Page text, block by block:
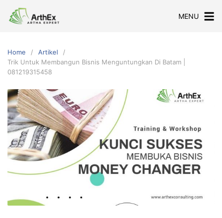
MENU
Home
Artikel
Trik Untuk Membangun Bisnis Menguntungkan Di Batam |
081219315458